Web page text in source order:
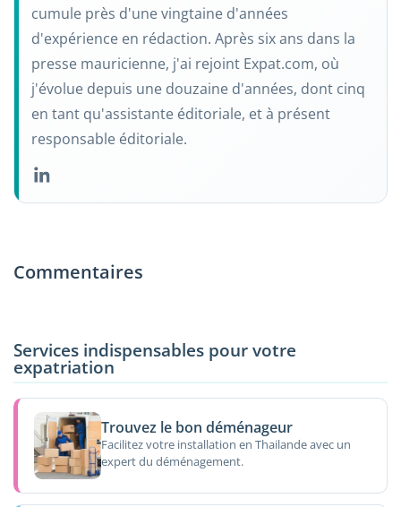
cumule près d'une vingtaine d'années
d'expérience en rédaction. Après six ans dans la
presse mauricienne, j'ai rejoint Expat.com, où
j'évolue depuis une douzaine d'années, dont cinq
en tant qu'assistante éditoriale, et à présent
responsable éditoriale.
Commentaires
Services indispensables pour votre
expatriation
Trouvez le bon déménageur
Facilitez votre installation en Thailande avec un
expert du déménagement.